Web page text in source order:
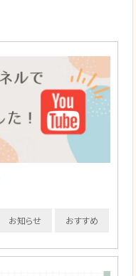
おすすめ
お知らせ